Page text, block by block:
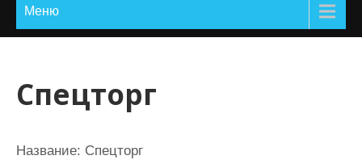
Меню
Спецторг
Название: Спецторг